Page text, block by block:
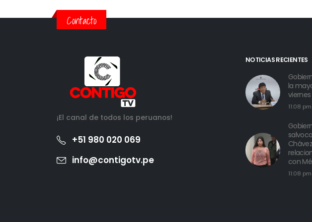
Contacto
¡El canal de todos los peruanos!
+51 980 020 069
info@contigotv.pe
NOTICIAS RECIENTES
la
viernes
11:08
con
11:08